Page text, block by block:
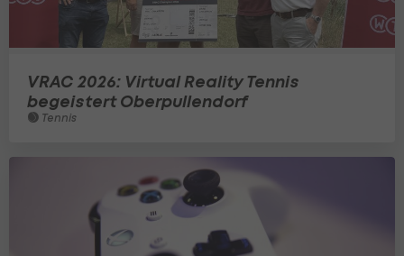
VRAC 2026: Virtual Reality Tennis
begeistert Oberpullendorf
Tennis